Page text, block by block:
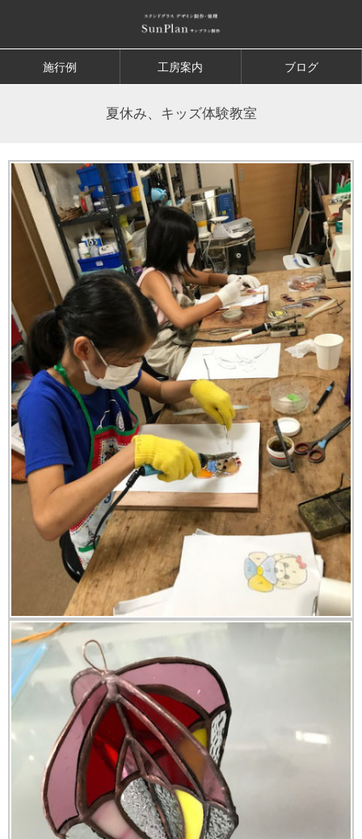
施行例 工房案内 ブログ
夏休み、キッズ体験教室